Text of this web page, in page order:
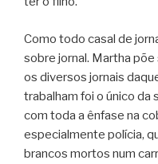
Como todo casal de
sobre jornal. Martha
os diversos jornais
trabalham foi o único da
com toda a ênfase na
especialmente polícia,
brancos mortos num